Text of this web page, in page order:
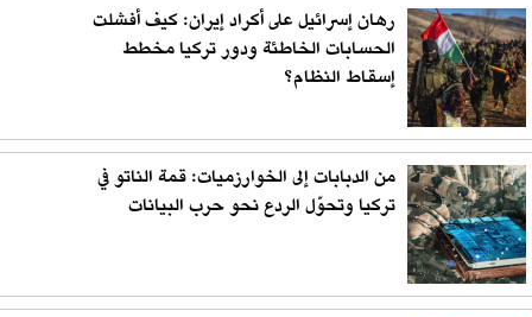
رهان إسرائيل على أكراد إيران: كيف أفشلت
الحسابات الخاطئة ودور تركيا مخطط
إسقاط النظام؟
من الدبابات إلى الخوارزميات: قمة الناتو في
تركيا وتحوّل الردع نحو حرب البيانات